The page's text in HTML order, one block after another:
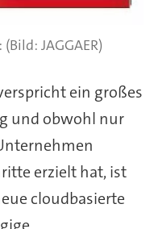
(Bild: JAGGAER)
ein großes
und obwohl nur
erzielt hat, ist
cloudbasierte